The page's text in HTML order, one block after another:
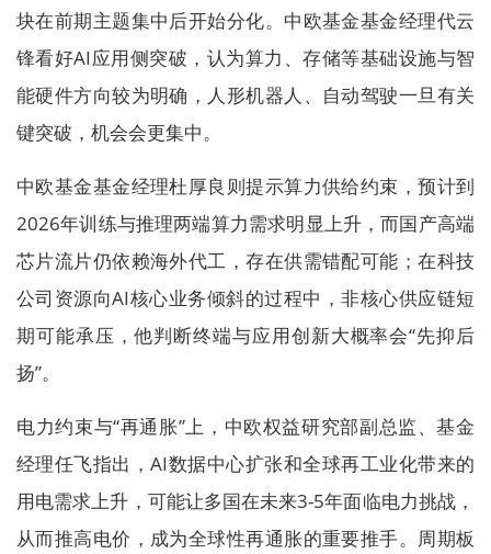
块在前期主题集中后开始分化。中欧基金基金经理代云
锋看好AI应用侧突破，认为算力、存储等基础设施与智
能硬件方向较为明确，人形机器人、自动驾驶一旦有关
键突破，机会会更集中。
中欧基金基金经理杜厚良则提示算力供给约束，预计到
2026年训练与推理两端算力需求明显上升，而国产高端
芯片流片仍依赖海外代工，存在供需错配可能；在科技
公司资源向AI核心业务倾斜的过程中，非核心供应链短
期可能承压，他判断终端与应用创新大概率会“先抑后
扬”。
电力约束与“再通胀”上，中欧权益研究部副总监、基金
经理任飞指出，AI数据中心扩张和全球再工业化带来的
用电需求上升，可能让多国在未来3-5年面临电力挑战，
从而推高电价，成为全球性再通胀的重要推手。周期板